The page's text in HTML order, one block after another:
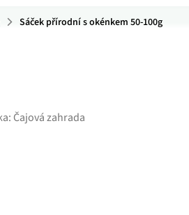
Sáček přírodní s okénkem 50-100g
Čajová zahrada